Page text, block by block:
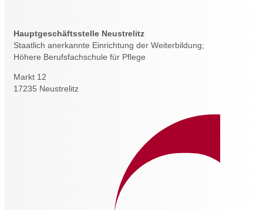
Hauptgeschäftsstelle Neustrelitz
Staatlich anerkannte Einrichtung der Weiterbildung;
Höhere Berufsfachschule für Pflege
Markt 12
17235 Neustrelitz